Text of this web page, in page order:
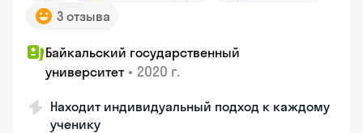
3 отзыва
Байкальский государственный
университет • 2020 г.
Находит индивидуальный подход к каждому
ученику